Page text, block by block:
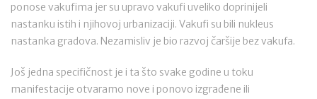
ponose vakufima jer su upravo vakufi uveliko doprinijeli
nastanku istih i njihovoj urbanizaciji. Vakufi su bili nukleus
nastanka gradova. Nezamisliv je bio razvoj čaršije bez vakufa.
Još jedna specifičnost je i ta što svake godine u toku
manifestacije otvaramo nove i ponovo izgrađene ili